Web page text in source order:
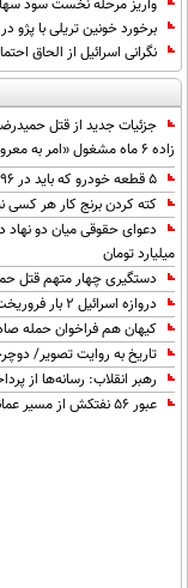
واریز مرحله نخست سود سهام عدالت ۱۴۰۴ تا پایان
برخورد خونین تریلی با پژو در
نگرانی اسرائیل از الحاق
جزئیات جدید از قتل
زاده 6 ماه مشغول «امر به معروف» خانم بلاگر بود
۵ قطعه خودرو که باید در ۹۶ هزار کیلومتر عوض کنید
کته کردن برنج کار هر کسی
میلیارد تومان
دستگیری چهار متهم قتل
دروازه اسرائیل ۲ بار فروریخت (+صدا)
کیهان هم فراخوان حمله
تاریخ به روایت تصویر/ دوچرخه
رهبر انقلاب: رسانه‌ها از
عبور ۵۶ نفتکش از مسیر عمانی تنگه هرمز